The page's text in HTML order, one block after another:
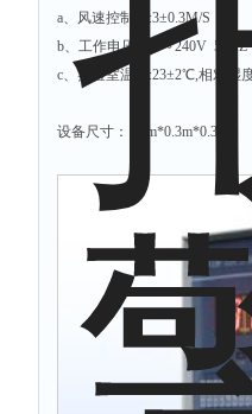
a、风速控制为:3±0.3M/S
b、工作电压:200～240V
c、实验室温度:23±2℃,相对湿
设备尺寸：1.2m*0.3m*0.3m